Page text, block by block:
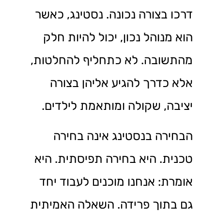
דרכו בצורה נכונה. נסטינג, כאשר
הוא מנוהל נכון, יכול להיות חלק
מהתשובה. לא כתחליף להחלטות,
אלא כדרך להגיע אליהן בצורה
יציבה, שקולה ומותאמת לילדים.
הבחירה בנסטינג אינה בחירה
טכנית. היא בחירה תפיסתית. היא
אומרת: אנחנו מוכנים לעבוד יחד
גם בתוך פרידה. השאלה האמיתית